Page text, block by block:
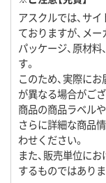
アスクルでは、サ
ておりますが、メー
パッケージ、原材
す。
このため、実際に
が異なる場合がご
商品の商品ラベル
さらに詳細な商品
わせください。
また、販売単位に
するものではあり